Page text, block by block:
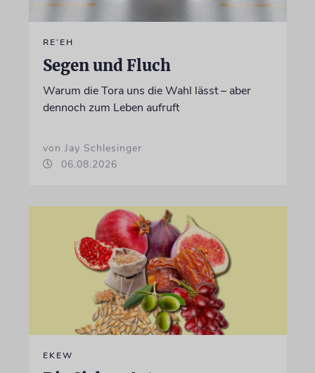
RE’EH
Segen und Fluch
Warum die Tora uns die Wahl lässt – aber
dennoch zum Leben aufruft
von Jay Schlesinger
06.08.2026
EKEW